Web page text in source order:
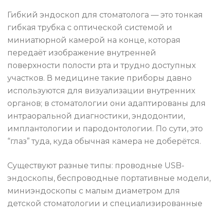
Гибкий эндоскоп для стоматолога — это тонкая
гибкая трубка с оптической системой и
миниатюрной камерой на конце, которая
передаёт изображение внутренней
поверхности полости рта и трудно доступных
участков. В медицине такие приборы давно
используются для визуализации внутренних
органов; в стоматологии они адаптированы для
интраоральной диагностики, эндодонтии,
имплантологии и пародонтологии. По сути, это
“глаз” туда, куда обычная камера не доберётся.
Существуют разные типы: проводные USB-
эндоскопы, беспроводные портативные модели,
миниэндоскопы с малым диаметром для
детской стоматологии и специализированные